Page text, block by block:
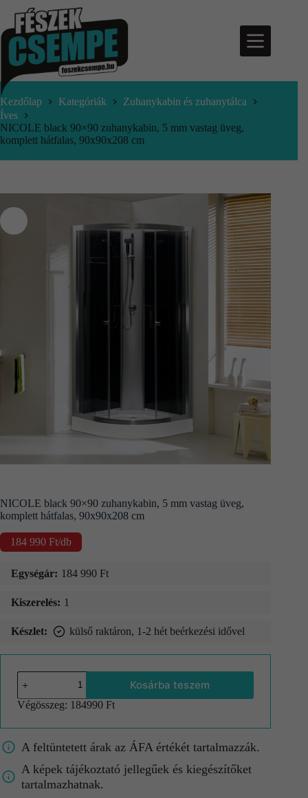
Aktuális
Információk
Kezdőlap Kategóriák
Zuhanykabin és zuhanytálca
Íves
NICOLE black 90×90 zuhanykabin, 5 mm vastag üveg,
komplett hátfalas, 90x90x208 cm
NICOLE black 90×90 zuhanykabin, 5 mm vastag üveg,
komplett hátfalas, 90x90x208 cm
184 990 Ft/db
Egységár: 184 990 Ft
Kiszerelés: 1
Készlet: külső raktáron, 1-2 hét beérkezési idővel
Kosárba teszem
Végösszeg: 184990 Ft
A feltüntetett árak az ÁFA értékét tartalmazzák.
A képek tájékoztató jellegűek és kiegészítőket
tartalmazhatnak.